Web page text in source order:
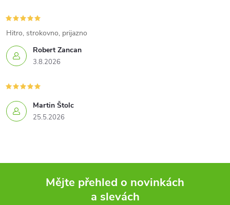
Robert Zancan
3.8.2026
Hitro, strokovno, prijazno
Martin Štolc
25.5.2026
Mějte přehled o novinkách
a slevách